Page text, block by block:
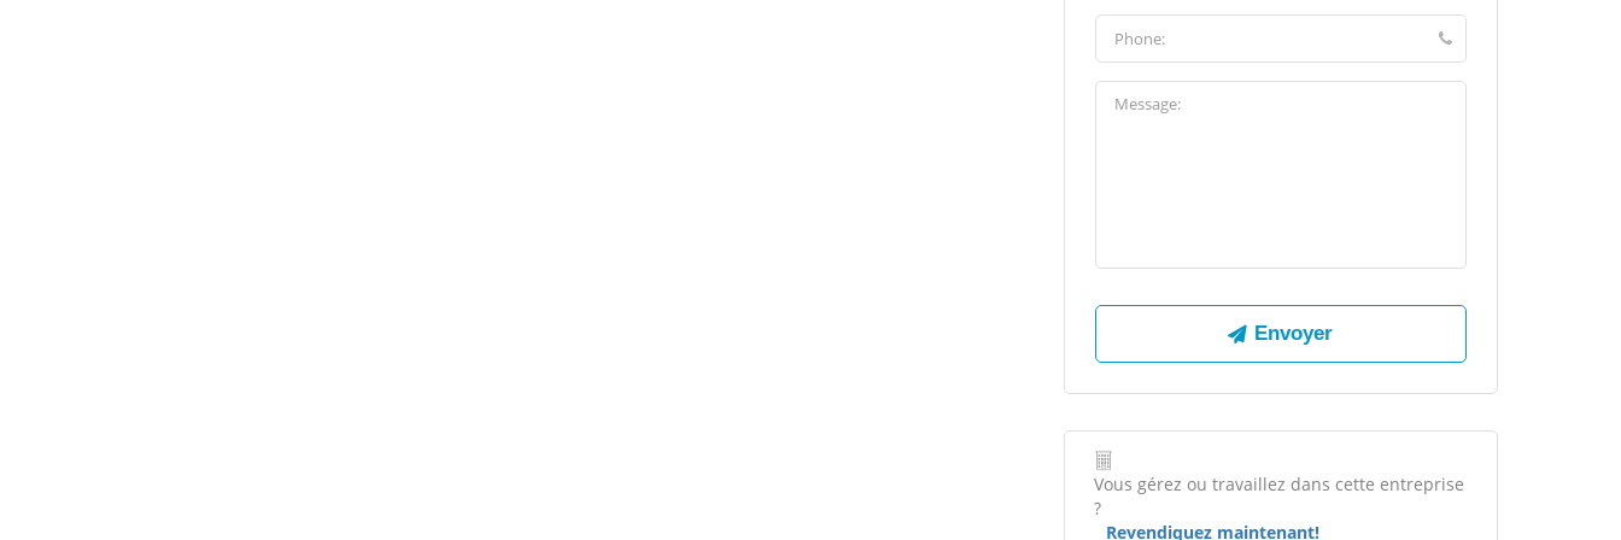
Vous gérez ou travaillez dans cette entreprise
?
Revendiquez maintenant!